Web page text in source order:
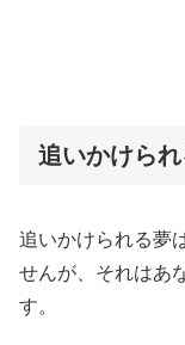
追いかけら
追いかけられる夢
せんが、それはあ
す。